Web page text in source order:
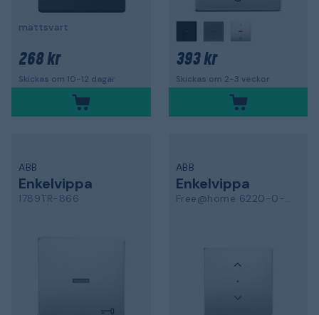
mattsvart
268 kr
Skickas om 10-12 dagar
393 kr
Skickas om 2-3 veckor
ABB
Enkelvippa
1789TR-866
ABB
Enkelvippa
Free@home 6220-0-0535